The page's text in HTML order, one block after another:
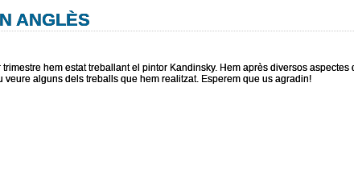
ANGLÈS
trimestre hem estat treballant el pintor Kandinsky. Hem après diversos
veure alguns dels treballs que hem realitzat. Esperem que us agradin!